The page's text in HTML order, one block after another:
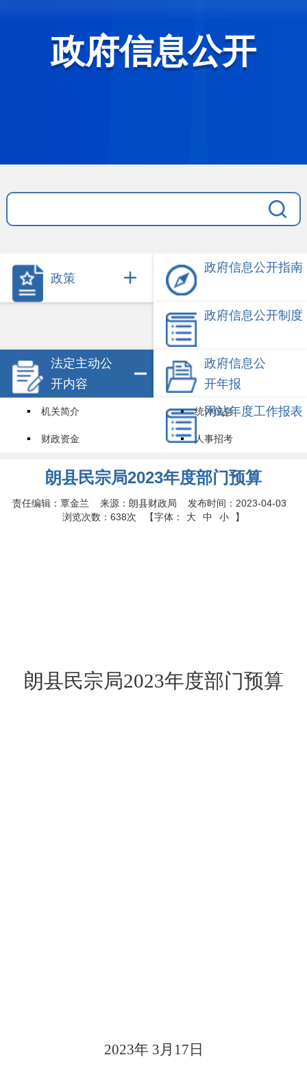
政府信息公开
政策
政府信息公开指南
政府信息公开制度
法定主动公
开内容
机关简介 统计信息
财政资金 人事招考
试点领域基层政务公开标准目录 其他信息
政府信息公
开年报
网站年度工作报表
朗县民宗局2023年度部门预算
责任编辑：覃金兰 来源：朗县财政局 发布时间：2023-04-03
浏览次数： 638次 【字体： 大 中 小 】
朗县民宗局2023年度部门预算
2023年 3月 17 日